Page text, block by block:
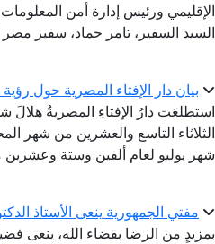
الإقليمي ورئيس إدارة أمن
السيد السفير، تامر حماد، سفير
بيان دار الإفتاء المصرية حول رؤية
استطلعَت دارُ الإفتاءِ المصريةُ
الثلاثاء التاسع والعشرين من شهر
شهر يوليو لعام ألفين وستة وعشرين
مفتي الجمهورية ينعى الأستاذ
بمزيدٍ من الرضا بقضاء الله، ينعى